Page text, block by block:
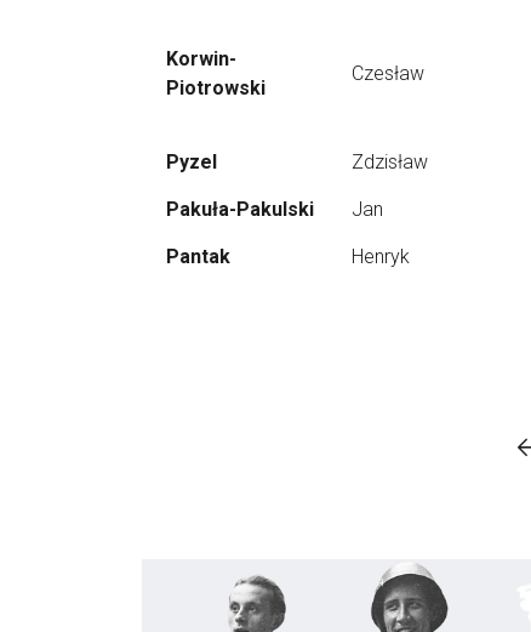
Korwin-
Piotrowski
Czesław
Pyzel Zdzisław
Pakuła-Pakulski Jan
Pantak Henryk